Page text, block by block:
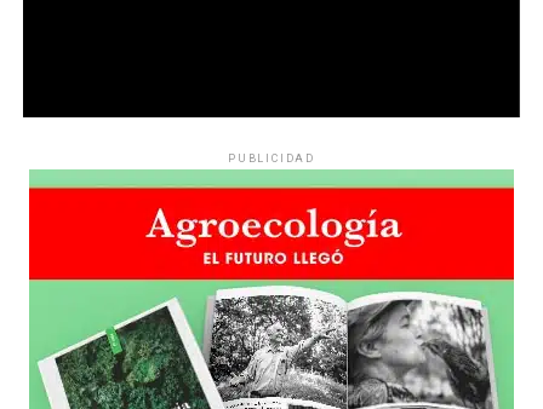
PUBLICIDAD